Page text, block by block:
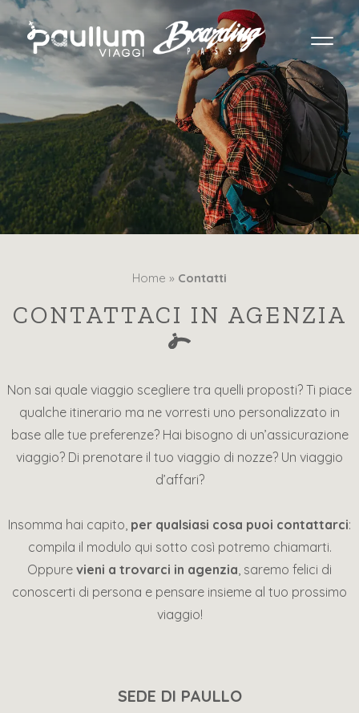
Home » Contatti
CONTATTACI IN AGENZIA
Non sai quale viaggio scegliere tra quelli proposti? Ti piace
qualche itinerario ma ne vorresti uno personalizzato in
base alle tue preferenze? Hai bisogno di un’assicurazione
viaggio? Di prenotare il tuo viaggio di nozze? Un viaggio
d’affari?
Insomma hai capito, per qualsiasi cosa puoi contattarci:
compila il modulo qui sotto così potremo chiamarti.
Oppure vieni a trovarci in agenzia, saremo felici di
conoscerti di persona e pensare insieme al tuo prossimo
viaggio!
SEDE DI PAULLO